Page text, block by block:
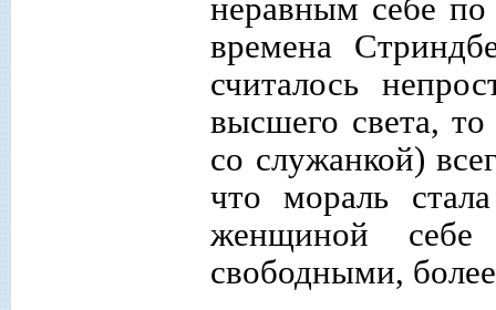
неравным себе
времена
считалось
высшего света,
со служанкой)
что мораль
женщиной
свободными,